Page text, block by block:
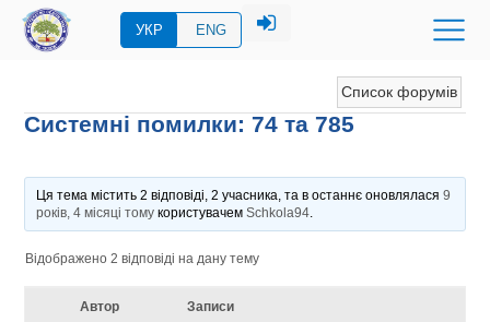
УКР ENG
Список форумів
Системні помилки: 74 та 785
Ця тема містить 2 відповіді, 2 учасника, та в останнє оновлялася 9
років, 4 місяці томукористувачем Schkola94.
Відображено 2 відповіді на дану тему
Автор Записи